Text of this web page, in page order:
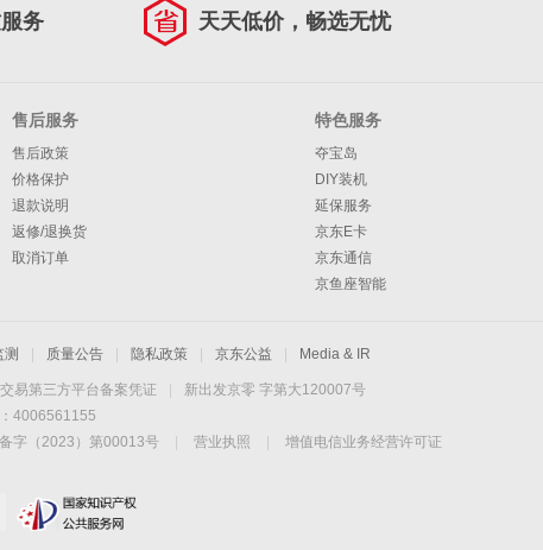
务 天天低价，畅选无忧
售后服务
售后政策
价格保护
退款说明
返修/退换货
取消订单
特色服务
夺宝岛
DIY装机
延保服务
京东E卡
京东通信
京鱼座智能
质量公告 隐私政策 京东公益 Media & IR
易第三方平台备案凭证
新出发京零 字第大120007号
4006561155
字（2023）第00013号 营业执照
增值电信业务经营许可证